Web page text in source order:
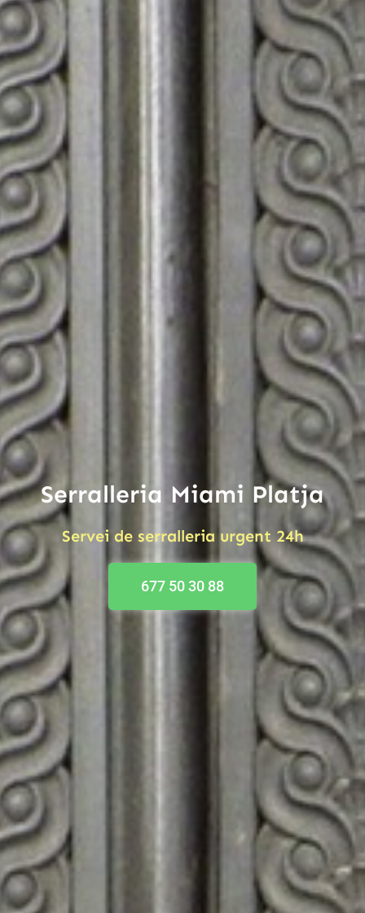
Serralleria Miami Platja
Servei de serralleria urgent 24h
677 50 30 88